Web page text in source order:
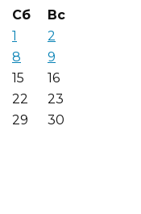
Сб
Вс
1
2
8
9
15
16
22
23
29
30